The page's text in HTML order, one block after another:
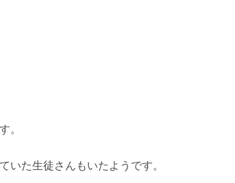
。
いた生徒さんもいたようです。